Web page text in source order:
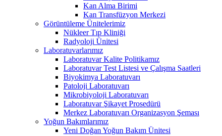
Kan Alma Birimi
Kan Transfüzyon Merkezi
Görüntüleme Ünitelerimiz
Nükleer Tıp Kliniği
Radyoloji Ünitesi
Laboratuvarlarımız
Laboratuvar Kalite Politikamız
Laboratuvar Test Listesi ve Çalışma Saatleri
Biyokimya Laboratuvarı
Patoloji Laboratuvarı
Mikrobiyoloji Laboratuvarı
Laboratuvar Şikayet Prosedürü
Merkez Laboratuvarı Organizasyon Şeması
Yoğun Bakımlarımız
Yeni Doğan Yoğun Bakım Ünitesi